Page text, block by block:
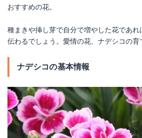
おすすめの花。
種まきや挿し芽で自分で増やした花であれ
伝わるでしょう。愛情の花、ナデシコの育
ナデシコの基本情報